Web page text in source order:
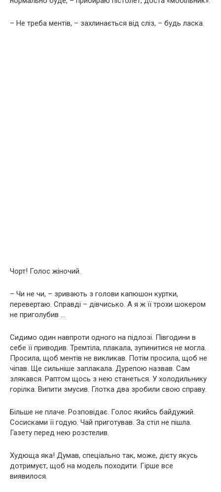
– Не треба ментів, – захлинається від сліз, – будь ласка.
Чорт! Голос жіночий.
– Чи не чи, – зривають з голови капюшон куртки,
перевертаю. Справді – дівчисько. А я ж її трохи шокером
не приголубив …
Сидимо один навпроти одного на підлозі. Півгодини в
себе її приводив. Тремтіла, плакала, зупинитися не могла.
Просила, щоб ментів не викликав. Потім просила, щоб не
чіпав. Ще сильніше заплакала. Дурепою назвав. Сам
злякався. Раптом щось з нею станеться. У холодильнику
горілка. Випити змусив. Глотка два зробили свою справу.
Більше не плаче. Розповідає. Голос якийсь байдужий.
Сосисками її годую. Чай приготував. За стіл не пішла.
Газету перед нею розстелив.
Худюща яка! Думав, спеціально так, може, дієту якусь
дотримуєт, щоб на модель походити. Гірше все
виявилося.